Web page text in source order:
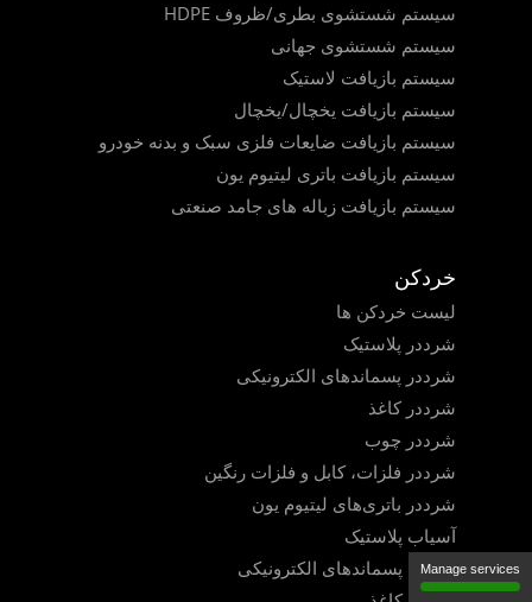
سیستم شستشوی بطری/ظروف HDPE
سیستم شستشوی جهانی
سیستم بازیافت لاستیک
سیستم بازیافت یخچال/یخچال
سیستم بازیافت ضایعات فلزی سبک و بدنه خودرو
سیستم بازیافت باتری لیتیوم یون
سیستم بازیافت زباله های جامد صنعتی
خردکن
لیست خردکن ها
شرددر پلاستیک
شرددر پسماندهای الکترونیکی
شرددر کاغذ
شرددر چوب
شرددر فلزات، کابل و فلزات رنگین
شرددر باتری‌های لیتیوم یون
آسیاب پلاستیک
آسیاب پسماندهای الکترونیکیManage services